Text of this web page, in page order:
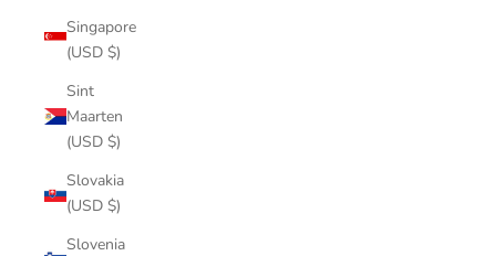
Singapore
(USD $)
Sint
Maarten
(USD $)
Slovakia
(USD $)
Slovenia